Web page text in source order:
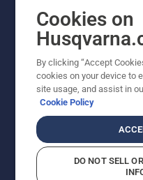
Άλλοι ιστότοποι
Cookies on
By clicking “Accept
cookies on your device to
site usage, and assist in
Cookie Policy
DO NOT SELL